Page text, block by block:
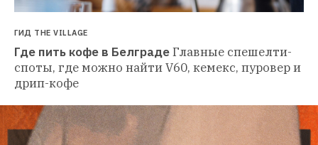
ГИД THE VILLAGE
Где пить кофе в БелградеГлавные спешелти-
споты, где можно найти V60, кемекс, пуровер и
дрип-кофе